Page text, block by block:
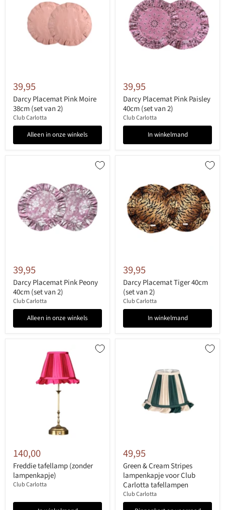
39,95
Darcy Placemat Pink Moire
38cm (set van 2)
Club Carlotta
Alleen in onze winkels
39,95
Darcy Placemat Pink Paisley
40cm (set van 2)
Club Carlotta
In winkelmand
39,95
Darcy Placemat Pink Peony
40cm (set van 2)
Club Carlotta
Alleen in onze winkels
39,95
Darcy Placemat Tiger 40cm
(set van 2)
Club Carlotta
In winkelmand
140,00
Freddie tafellamp (zonder
lampenkapje)
Club Carlotta
49,95
Green & Cream Stripes
lampenkapje voor Club
Carlotta tafellampen
Club Carlotta